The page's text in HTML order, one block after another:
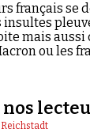
français se
insultes
mais aussi
ou les
nos
Reichstadt